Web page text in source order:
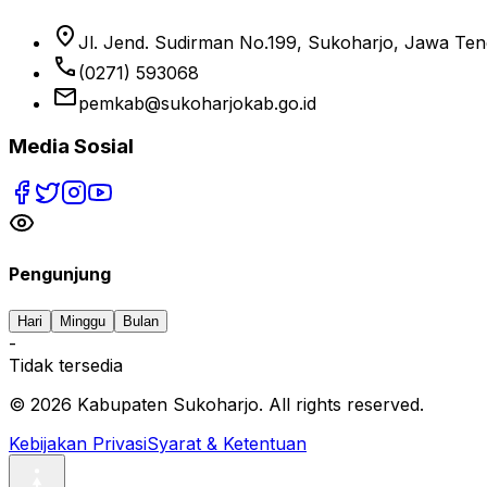
location_on Jl. Jend. Sudirman No.199, Sukoharjo, Jawa
phone (0271) 593068
emailpemkab@sukoharjokab.go.id
Media Sosial
Pengunjung
Hari Minggu Bulan
-
Tidak tersedia
© 2026 Kabupaten Sukoharjo. All rights reserved.
Kebijakan PrivasiSyarat & Ketentuan